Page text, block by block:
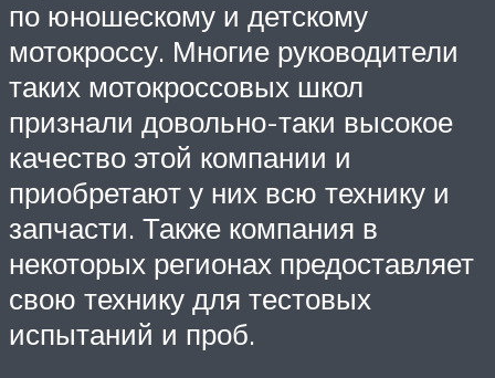
по юношескому и детскому
мотокроссу. Многие руководители
таких мотокроссовых школ
признали довольно-таки высокое
качество этой компании и
приобретают у них всю технику и
запчасти. Также компания в
некоторых регионах предоставляет
свою технику для тестовых
испытаний и проб.